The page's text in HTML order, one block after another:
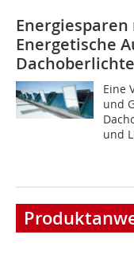
Energetische
Eine
und
und